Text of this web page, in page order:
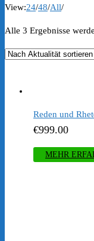
View:24/48/All/
Alle 3 Ergebnisse
Reden und
€999.00
MEHR